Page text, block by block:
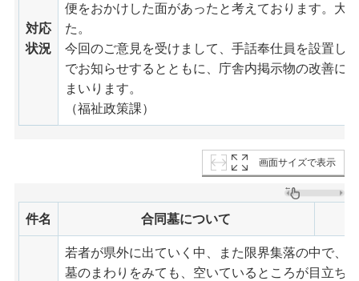
対応
状況
便をおかけした面があったと考えております。大
た。
今回のご意見を受けまして、手話奉仕員を設置し
でお知らせするとともに、庁舎内掲示物の改善に
まいります。
（福祉政策課）
画面サイズで表示
件名 合同墓について
若者が県外に出ていく中、また限界集落の中で、
墓のまわりをみても、空いているところが目立ち